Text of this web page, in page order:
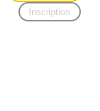
Inscription